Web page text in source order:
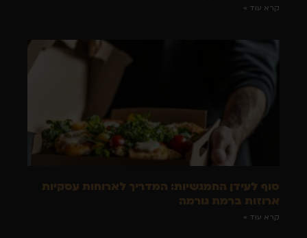
קרא עוד »
סוף לעידן החמגשיות: המדריך לארוחות עסקיות
ארוזות ברמת גורמה
קרא עוד »